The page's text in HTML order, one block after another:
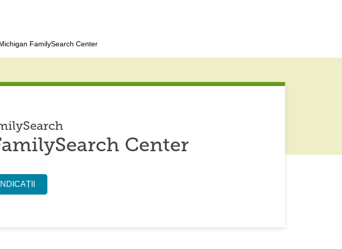
FamilySearch Center
Center